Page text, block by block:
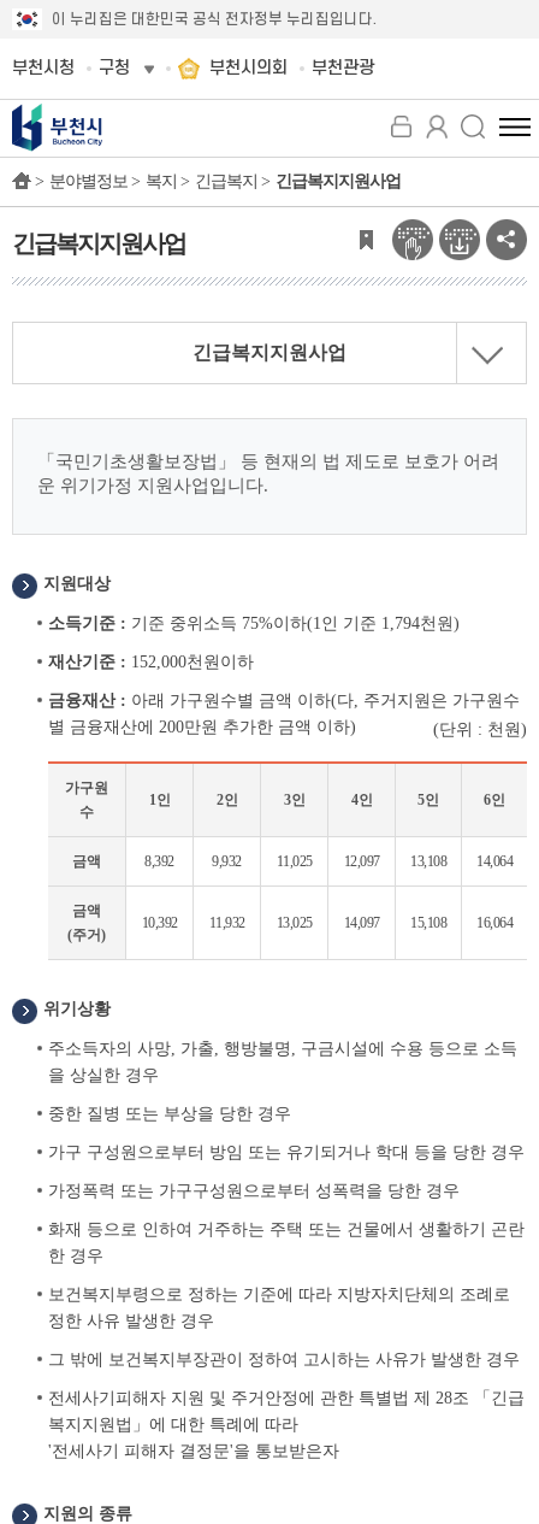
이 누리집은 대한민국 공식 전자정부 누리집입니다.
부천시청 구청 부천시의회 부천관광
전
체
뉴
보
기
> 분야별정보 > 복지 > 긴급복지 > 긴급복지지원사업
긴급복지지원사업
긴급복지지원사업
「국민기초생활보장법」 등 현재의 법 제도로 보호가 어려
운 위기가정 지원사업입니다.
지원대상
소득기준 : 기준 중위소득 75%이하(1인 기준 1,794천원)
재산기준 : 152,000천원이하
금융재산 : 아래 가구원수별 금액 이하(다, 주거지원은 가구원수
별 금융재산에 200만원 추가한 금액 이하)
(단위 : 천원)
가구원
수
1인 2인 3인 4인 5인 6인
금액 8,392 9,932 11,025 12,097 13,108 14,064
금액
(주거)
10,392 11,932 13,025 14,097 15,108 16,064
위기상황
주소득자의 사망, 가출, 행방불명, 구금시설에 수용 등으로 소득
을 상실한 경우
중한 질병 또는 부상을 당한 경우
가구 구성원으로부터 방임 또는 유기되거나 학대 등을 당한 경우
가정폭력 또는 가구구성원으로부터 성폭력을 당한 경우
화재 등으로 인하여 거주하는 주택 또는 건물에서 생활하기 곤란
한 경우
보건복지부령으로 정하는 기준에 따라 지방자치단체의 조례로
정한 사유 발생한 경우
그 밖에 보건복지부장관이 정하여 고시하는 사유가 발생한 경우
전세사기피해자 지원 및 주거안정에 관한 특별법 제 28조 「긴급
복지지원법」에 대한 특례에 따라
'전세사기 피해자 결정문'을 통보받은자
지원의 종류